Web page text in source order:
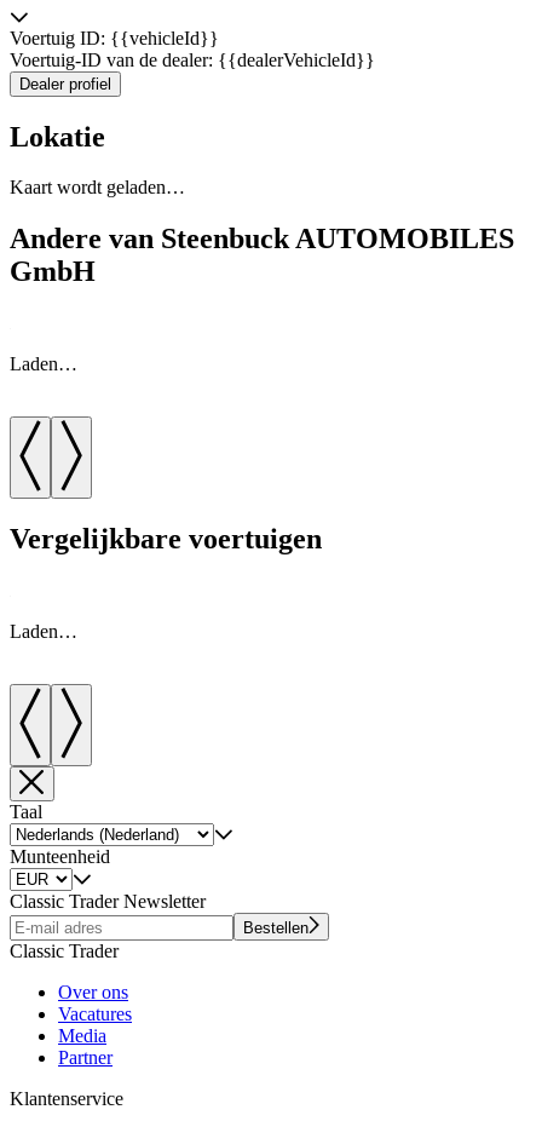
Voertuig ID: {{vehicleId}}
Voertuig-ID van de dealer: {{dealerVehicleId}}
Dealer profiel
Lokatie
Kaart wordt geladen…
Andere van Steenbuck AUTOMOBILES
GmbH
Laden…
Vergelijkbare voertuigen
Laden…
Taal
Munteenheid
Classic Trader Newsletter
Bestellen
Classic Trader
Over ons
Vacatures
Media
Partner
Klantenservice